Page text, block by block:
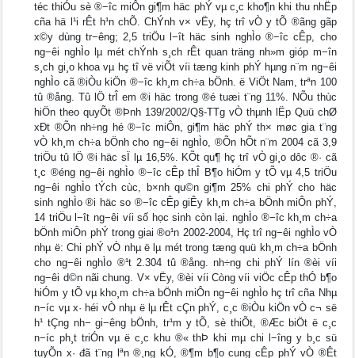
téc thiÓu sè ®−îc miÔn gi¶m häc phÝ vµ c¸c kho¶n khi thu nhËp
cña hä l¹i rÊt h¹n chÕ. ChÝnh v× vËy, hç trî vÒ y tÕ ®ãng gãp
x©y dùng tr−êng; 2,5 triÖu l−ît häc sinh nghÌo ®−îc cÊp, cho
ng−êi nghÌo lµ mét chÝnh s¸ch rÊt quan träng nh»m gióp m−în
s¸ch gi¸o khoa vµ hç tî vë viÕt víi tæng kinh phÝ hµng n¨m ng−êi
nghÌo cã ®iÒu kiÖn ®−îc kh¸m ch÷a bÖnh. ë ViÖt Nam, trªn 100
tû ®ång. Tû lÖ trÎ em ®i häc trong ®é tuæi t¨ng 11%. NÕu thùc
hiÖn theo quyÕt ®Þnh 139/2002/Q§-TTg vÒ thµnh lËp Quü chØ
xÐt ®Õn nh÷ng hé ®−îc miÔn, gi¶m häc phÝ th× møc gia t¨ng
vÒ kh¸m ch÷a bÖnh cho ng−êi nghÌo, ®Õn hÕt n¨m 2004 cã 3,9
triÖu tû lÖ ®i häc sÏ lµ 16,5%. KÕt qu¶ hç trî vÒ gi¸o dôc ®· cã
t¸c ®éng ng−êi nghÌo ®−îc cÊp thÎ B¶o hiÓm y tÕ vµ 4,5 triÖu
ng−êi nghÌo tÝch cùc, b×nh qu©n gi¶m 25% chi phÝ cho häc
sinh nghÌo ®i häc so ®−îc cÊp giÊy kh¸m ch÷a bÖnh miÔn phÝ,
14 triÖu l−ît ng−êi víi số học sinh còn lại. nghÌo ®−îc kh¸m ch÷a
bÖnh miÔn phÝ trong giai ®o¹n 2002-2004, Hç trî ng−êi nghÌo vÒ
nhµ ë: Chi phÝ vÒ nhµ ë lµ mét trong tæng quü kh¸m ch÷a bÖnh
cho ng−êi nghÌo ®¹t 2.304 tû ®ång. nh÷ng chi phÝ lín ®èi víi
ng−êi d©n nãi chung. V× vËy, ®èi víi Còng víi viÖc cÊp thÓ b¶o
hiÓm y tÕ vµ kho¸m ch÷a bÖnh miÔn ng−êi nghÌo hç trî cña Nhµ
n−íc vµ x· héi vÒ nhµ ë lµ rÊt cÇn phÝ, c¸c ®iÒu kiÖn vÒ c¬ së
h¹ tÇng nh− gi−êng bÖnh, tr¹m y tÕ, sè thiÕt, ®Æc biÖt ë c¸c
n−íc ph¸t triÓn vµ ë c¸c khu ®« thÞ khi mµ chi l−îng y b¸c sü
tuyÕn x· đã t¨ng lªn ®¸ng kÓ, ®¶m b¶o cung cÊp phÝ vÒ ®Êt